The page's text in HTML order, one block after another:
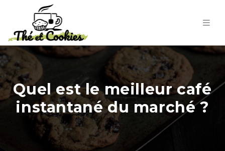
Quel est le meilleur café
instantané du marché ?